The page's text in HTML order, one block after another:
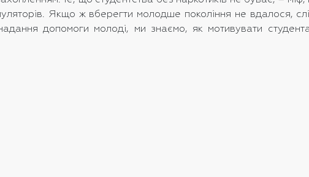
Якщо ж вберегти молодше покоління не вдалося,
допомоги молоді, ми знаємо, як мотивувати